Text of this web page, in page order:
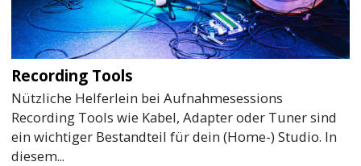
Recording Tools
Nützliche Helferlein bei Aufnahmesessions
Recording Tools wie Kabel, Adapter oder Tuner sind
ein wichtiger Bestandteil für dein (Home-) Studio. In
diesem...